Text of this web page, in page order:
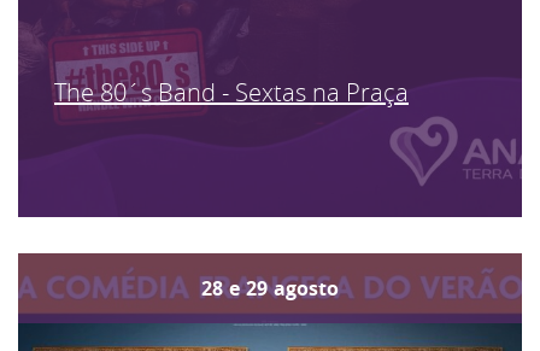
The 80´s Band - Sextas na Praça
28 e 29 agosto